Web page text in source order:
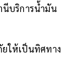
นีบริการน้ำมัน
ให้เป็นทิศทาง